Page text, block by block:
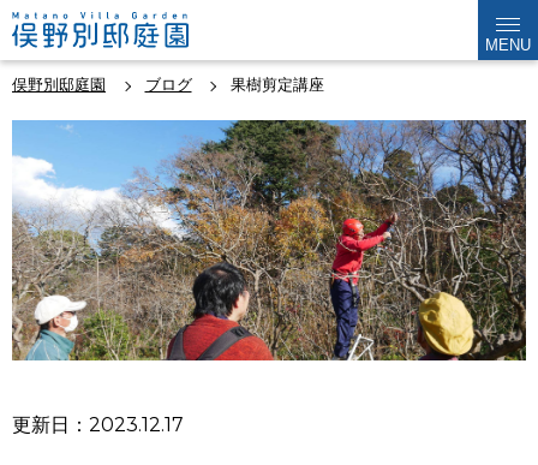
MENU
俣野別邸庭園 ブログ 果樹剪定講座
更新日：2023.12.17